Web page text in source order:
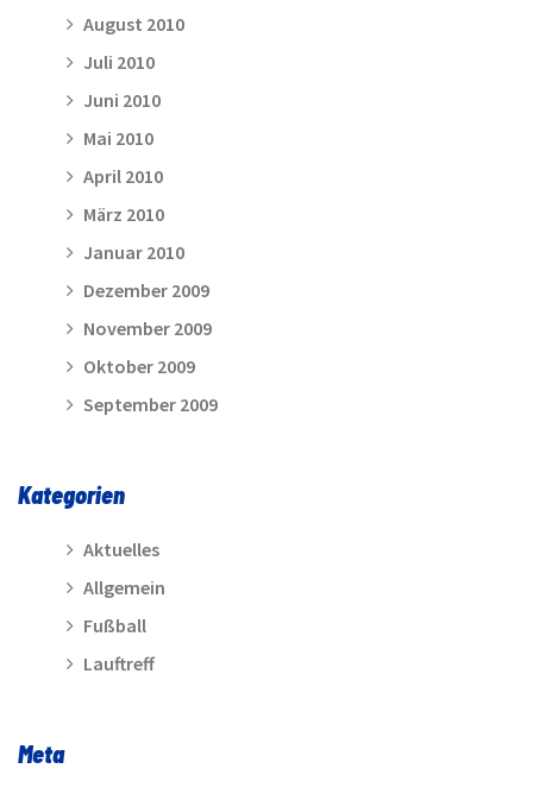
August 2010
Juli 2010
Juni 2010
Mai 2010
April 2010
März 2010
Januar 2010
Dezember 2009
November 2009
Oktober 2009
September 2009
Kategorien
Aktuelles
Allgemein
Fußball
Lauftreff
Meta